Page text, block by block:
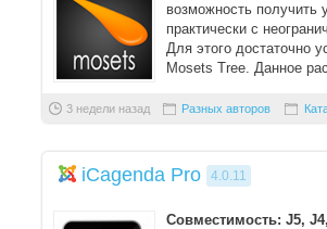
возможность получить
практически с
Для этого достаточно
Mosets Tree. Данное
3 недели назад Разных авторов
iCagenda Pro 4.0.11
Совместимость: J5,